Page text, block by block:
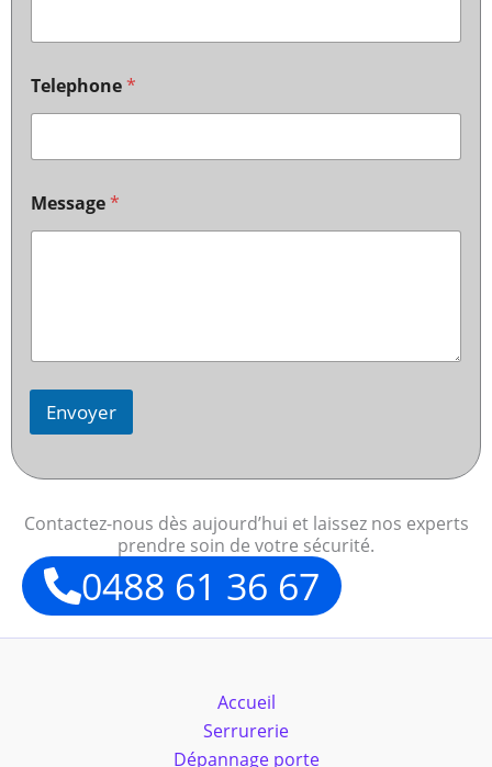
Telephone*
Message*
Envoyer
Contactez-nous dès aujourd’hui et laissez nos experts
prendre soin de votre sécurité.
0488 61 36 67
Accueil
Serrurerie
Dépannage porte